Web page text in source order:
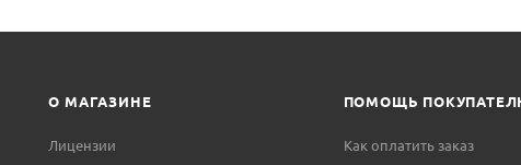
О МАГАЗИНЕ
Лицензии
ПОМОЩЬ
Как оплатить заказ